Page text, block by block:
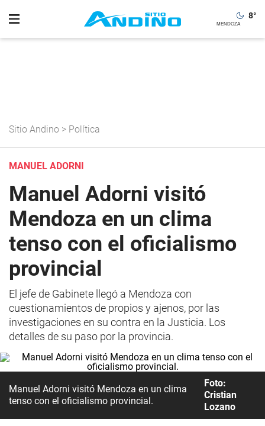
8°
Sitio Andino > Política
MANUEL ADORNI
Manuel Adorni visitó
Mendoza en un clima
tenso con el oficialismo
provincial
El jefe de Gabinete llegó a Mendoza con
cuestionamientos de propios y ajenos, por las
investigaciones en su contra en la Justicia. Los
detalles de su paso por la provincia.
Manuel Adorni visitó Mendoza en un clima
tenso con el oficialismo provincial.
Foto:
Cristian
Lozano